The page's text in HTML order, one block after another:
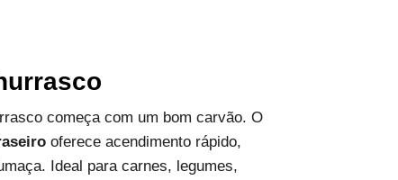
começa com um bom carvão. O
oferece acendimento rápido,
Ideal para carnes, legumes,